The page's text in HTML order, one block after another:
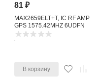
81₽
MAX2659ELT+T, IC RF AMP
GPS 1575.42MHZ 6UDFN
В корзину